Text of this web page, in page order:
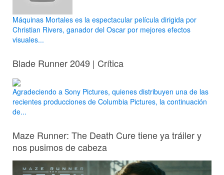
Máquinas Mortales es la espectacular película dirigida por
Christian Rivers, ganador del Oscar por mejores efectos
visuales...
Blade Runner 2049 | Crítica
Agradeciendo a Sony Pictures, quienes distribuyen una de las
recientes producciones de Columbia Pictures, la continuación
de...
Maze Runner: The Death Cure tiene ya tráiler y
nos pusimos de cabeza